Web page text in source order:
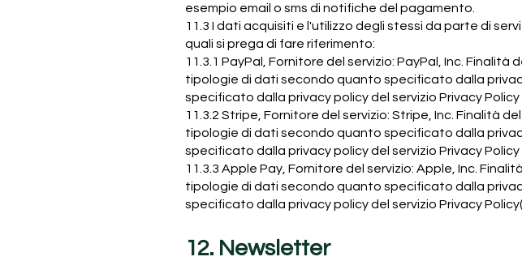
esempio email o sms di notifiche del pagamento.
11.3 I dati acquisiti e l'utilizzo degli stessi da parte di
quali si prega di fare riferimento:
11.3.1 PayPal, Fornitore del servizio: PayPal, Inc.
tipologie di dati secondo quanto specificato dalla
specificato dalla privacy policy del servizio Privacy
11.3.2 Stripe, Fornitore del servizio: Stripe, Inc. Finalità
tipologie di dati secondo quanto specificato dalla
specificato dalla privacy policy del servizio Privacy
11.3.3 Apple Pay, Fornitore del servizio: Apple, Inc.
tipologie di dati secondo quanto specificato dalla
specificato dalla privacy policy del servizio Privacy
12. Newsletter